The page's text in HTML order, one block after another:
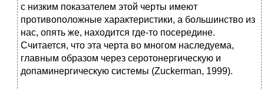
с низким показателем этой черты имеют
противоположные характеристики, а большинство из
нас, опять же, находится где-то посередине.
Считается, что эта черта во многом наследуема,
главным образом через серотонергическую и
допаминергическую системы (Zuckerman, 1999).